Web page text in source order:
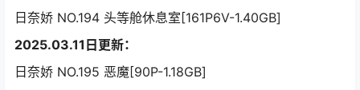
日奈娇 NO.194 头等舱休息室[161P6V-1.40GB]
2025.03.11日更新：
日奈娇 NO.195 恶魔[90P-1.18GB]